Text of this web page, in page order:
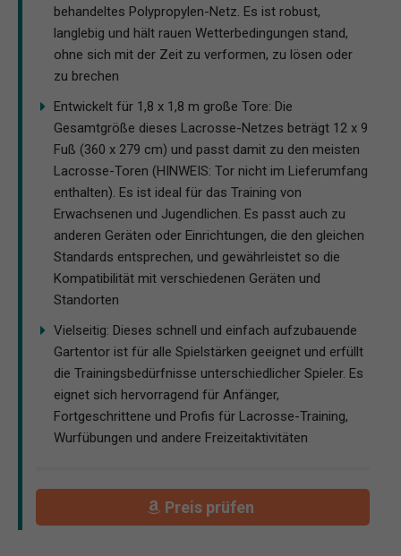
behandeltes Polypropylen-Netz. Es ist robust,
langlebig und hält rauen Wetterbedingungen stand,
ohne sich mit der Zeit zu verformen, zu lösen oder
zu brechen
Entwickelt für 1,8 x 1,8 m große Tore: Die
Gesamtgröße dieses Lacrosse-Netzes beträgt 12 x 9
Fuß (360 x 279 cm) und passt damit zu den meisten
Lacrosse-Toren (HINWEIS: Tor nicht im Lieferumfang
enthalten). Es ist ideal für das Training von
Erwachsenen und Jugendlichen. Es passt auch zu
anderen Geräten oder Einrichtungen, die den gleichen
Standards entsprechen, und gewährleistet so die
Kompatibilität mit verschiedenen Geräten und
Standorten
Vielseitig: Dieses schnell und einfach aufzubauende
Gartentor ist für alle Spielstärken geeignet und erfüllt
die Trainingsbedürfnisse unterschiedlicher Spieler. Es
eignet sich hervorragend für Anfänger,
Fortgeschrittene und Profis für Lacrosse-Training,
Wurfübungen und andere Freizeitaktivitäten
Preis prüfen